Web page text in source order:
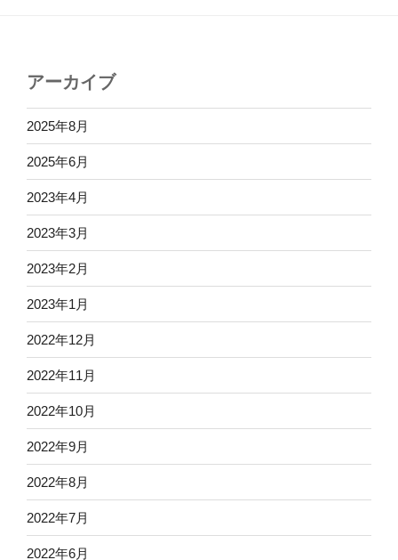
アーカイブ
2025年8月
2025年6月
2023年4月
2023年3月
2023年2月
2023年1月
2022年12月
2022年11月
2022年10月
2022年9月
2022年8月
2022年7月
2022年6月